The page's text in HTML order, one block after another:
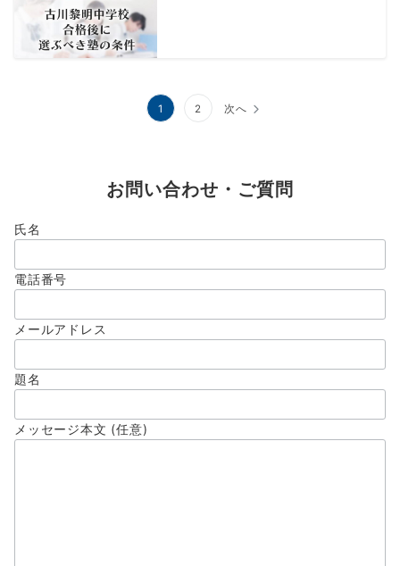
ー
送
り
1 2 次へ
お問い合わせ・ご質問
氏名
電話番号
メールアドレス
題名
メッセージ本文 (任意)